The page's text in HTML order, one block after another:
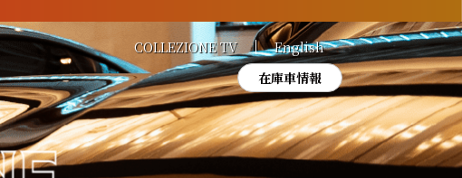
COLLEZIONE TV
English
在庫車情報